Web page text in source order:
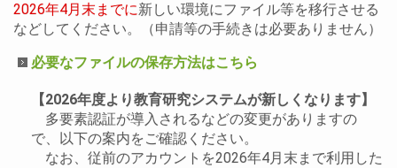
2026年4月末までに新しい環境にファイル等を移行させる
などしてください。（申請等の手続きは必要ありません）
必要なファイルの保存方法はこちら
【2026年度より教育研究システムが新しくなります】
多要素認証が導入されるなどの変更がありますの
で、以下の案内をご確認ください。
なお、従前のアカウントを2026年4月末まで利用した